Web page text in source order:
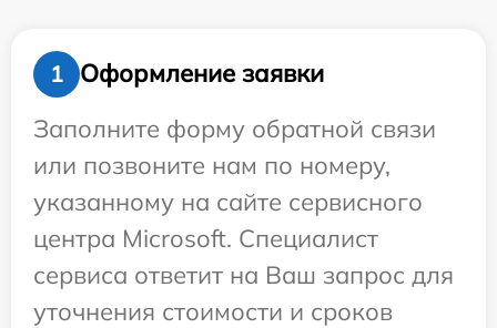
1
Оформление заявки
Заполните форму обратной связи
или позвоните нам по номеру,
указанному на сайте сервисного
центра Microsoft. Специалист
сервиса ответит на Ваш запрос для
уточнения стоимости и сроков